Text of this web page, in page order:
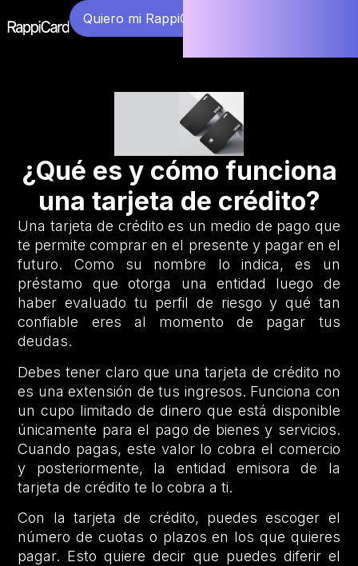
Quiero mi RappiCard
¿Qué es y cómo funciona
una tarjeta de crédito?
Una tarjeta de crédito es un medio de pago que
te permite comprar en el presente y pagar en el
futuro. Como su nombre lo indica, es un
préstamo que otorga una entidad luego de
haber evaluado tu perfil de riesgo y qué tan
confiable eres al momento de pagar tus
deudas.
Debes tener claro que una tarjeta de crédito no
es una extensión de tus ingresos. Funciona con
un cupo limitado de dinero que está disponible
únicamente para el pago de bienes y servicios.
Cuando pagas, este valor lo cobra el comercio
y posteriormente, la entidad emisora de la
tarjeta de crédito te lo cobra a ti.
Con la tarjeta de crédito, puedes escoger el
número de cuotas o plazos en los que quieres
pagar. Esto quiere decir que puedes diferir el